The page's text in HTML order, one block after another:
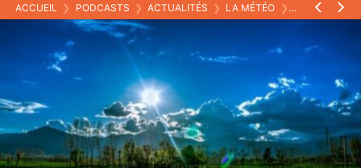
ACCUEIL ❯ PODCASTS ❯ ACTUALITÉS ❯ LA MÉTÉO ❯ 16 OCTOBRE